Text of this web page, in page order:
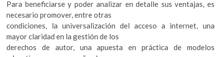
Para beneficiarse y poder analizar en detalle sus ventajas, es
necesario promover, entre otras
condiciones, la universalización del acceso a internet, una
mayor claridad en la gestión de los
derechos de autor, una apuesta en práctica de modelos